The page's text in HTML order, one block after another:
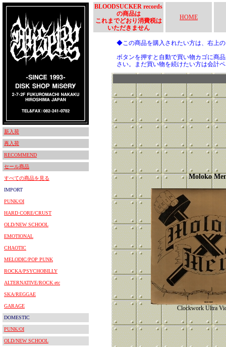
新入荷
再入荷
RECOMMEND
セール商品
すべての商品を見る
IMPORT
PUNK/OI
HARD CORE/CRUST
OLD/NEW SCHOOL
EMOTIONAL
CHAOTIC
MELODIC/POP PUNK
ROCKA/PSYCHOBILLY
ALTERNATIVE/ROCK etc
SKA/REGGAE
GARAGE
DOMESTIC
PUNK/OI
OLD/NEW SCHOOL
BLOODSUCKER records
の商品は
これまでどおり消費税は
いただきません
HOME
◆この商品を購入されたい方は、右上
ボタンを押すと自動で買い物カゴに商
さい。まだ買い物を続けたい方は会計
Moloko
Clockwork Ultra